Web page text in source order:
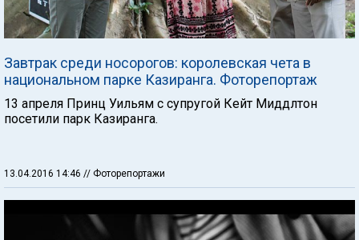
Завтрак среди носорогов: королевская чета в
национальном парке Казиранга. Фоторепортаж
13 апреля Принц Уильям c супругой Кейт Миддлтон
посетили парк Казиранга.
13.04.2016 14:46 // Фоторепортажи